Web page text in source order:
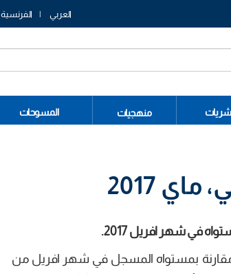
العربي الفرنسية
منهجيات المسوحات
2017
مؤشر أسعار الاستهلاك العائلي بنسبة 0,4% خلال شهر ماي 2017 مقارنة بمستواه المسجل في شهر افريل من